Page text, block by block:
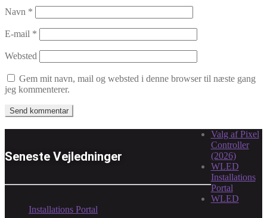
Navn *
E-mail *
Websted
Gem mit navn, mail og websted i denne browser til næste gang
jeg kommenterer.
Seneste Vejledninger
Valg af Pixel
Controller
(2026)
WLED
Installations
Portal
WLED
Installations Portal